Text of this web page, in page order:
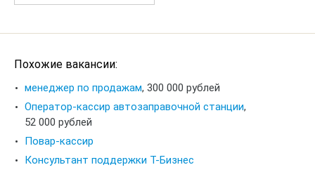
Похожие вакансии:
менеджер по продажам, 300 000 рублей
Оператор-кассир автозаправочной станции,
52 000 рублей
Повар-кассир
Консультант поддержки Т-Бизнес